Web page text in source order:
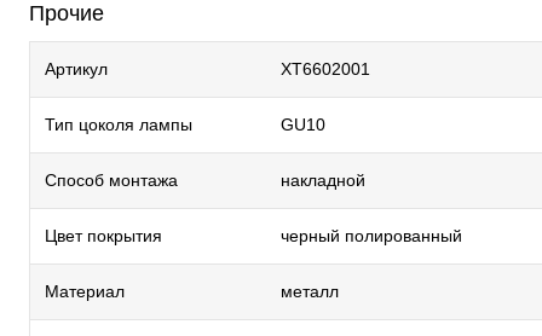
Прочие
Артикул XT6602001
Тип цоколя лампы GU10
Способ монтажа накладной
Цвет покрытия черный полированный
Материал металл